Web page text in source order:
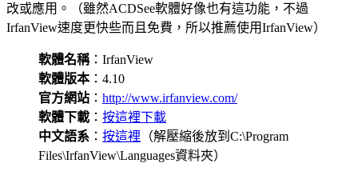
改或應用。（雖然ACDSee軟體好像也有這功能，不過
IrfanView速度更快些而且免費，所以推薦使用IrfanView）
軟體名稱：IrfanView
軟體版本：4.10
官方網站 ： http://www.irfanview.com/
軟體下載 ： 按這裡下載
中文語系 ： 按這裡 （解壓縮後放到C:\Program
Files\IrfanView\Languages資料夾）